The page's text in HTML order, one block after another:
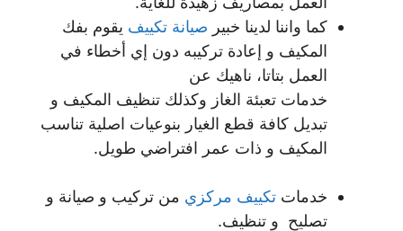
كما واننا لدينا خبير صيانة تكييف يقوم بفك
المكيف و إعادة تركيبه دون إي أخطاء في
العمل بتاتا، ناهيك عن
خدمات تعبئة الغاز وكذلك تنظيف المكيف و
تبديل كافة قطع الغيار بنوعيات اصلية تناسب
المكيف و ذات عمر افتراضي طويل.
خدمات تكييف مركزي من تركيب و صيانة و
تصليح و تنظيف.